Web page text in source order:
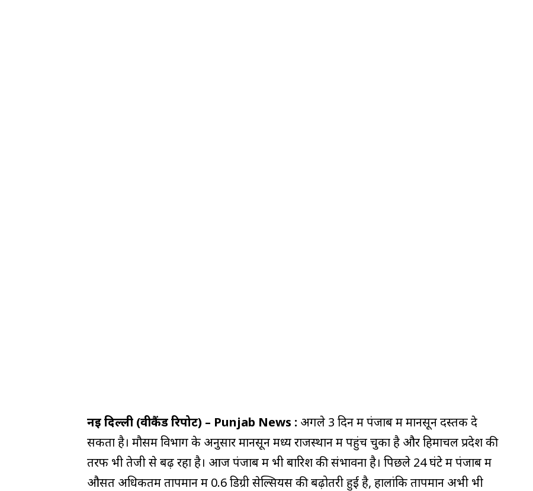
नई दिल्ली (वीकैंड रिपोर्ट) – Punjab News : अगले 3 दिन में पंजाब में मानसून दस्तक दे
सकता है। मौसम विभाग के अनुसार मानसून मध्य राजस्थान में पहुंच चुका है और हिमाचल प्रदेश की
तरफ भी तेजी से बढ़ रहा है। आज पंजाब में भी बारिश की संभावना है। पिछले 24 घंटे में पंजाब में
औसत अधिकतम तापमान में 0.6 डिग्री सेल्सियस की बढ़ोतरी हुई है, हालांकि तापमान अभी भी